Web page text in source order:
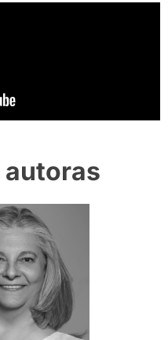
autoras